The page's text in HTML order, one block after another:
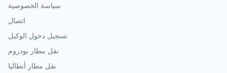
سياسة الخصوصية
اتصال
تسجيل دخول الوكيل
نقل مطار بودروم
نقل مطار أنطاليا